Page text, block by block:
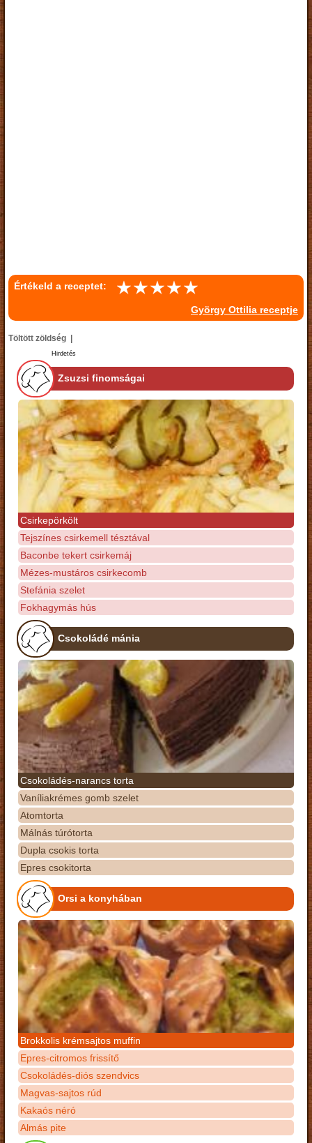
Értékeld a receptet:
György Ottilia receptje
Töltött zöldség |
Hirdetés
Zsuzsi finomságai
Csirkepörkölt
Tejszínes csirkemell tésztával
Baconbe tekert csirkemáj
Mézes-mustáros csirkecomb
Stefánia szelet
Fokhagymás hús
Csokoládé mánia
Csokoládés-narancs torta
Vaníliakrémes gomb szelet
Atomtorta
Málnás túrótorta
Dupla csokis torta
Epres csokitorta
Orsi a konyhában
Brokkolis krémsajtos muffin
Epres-citromos frissítő
Csokoládés-diós szendvics
Magvas-sajtos rúd
Kakaós néró
Almás pite